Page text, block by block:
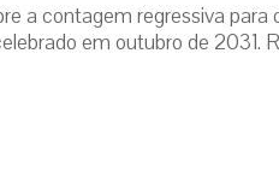
a contagem regressiva para
em outubro de 2031.